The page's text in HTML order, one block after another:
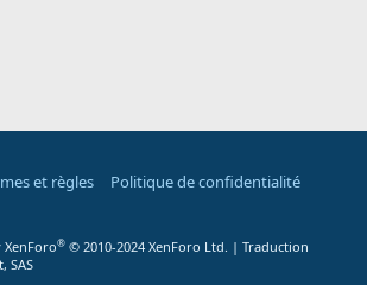
et règles
Politique de confidentialité
® © 2010-2024 XenForo Ltd. | Traduction
SAS